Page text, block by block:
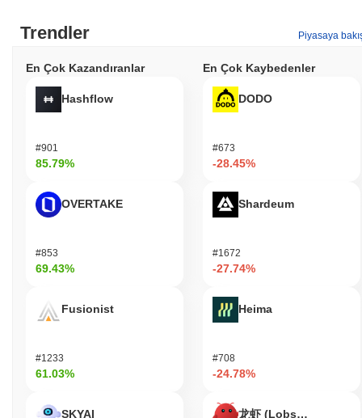
Trendler Piyasaya
En Çok Kazandıranlar
Hashflow
#901
85.79%
OVERTAKE
#853
69.43%
Fusionist
#1233
61.03%
SKYAI
En Çok Kaybedenler
DODO
#673
-28.45%
Shardeum
#1672
-27.74%
Heima
#708
-24.78%
龙虾 (Lobster)